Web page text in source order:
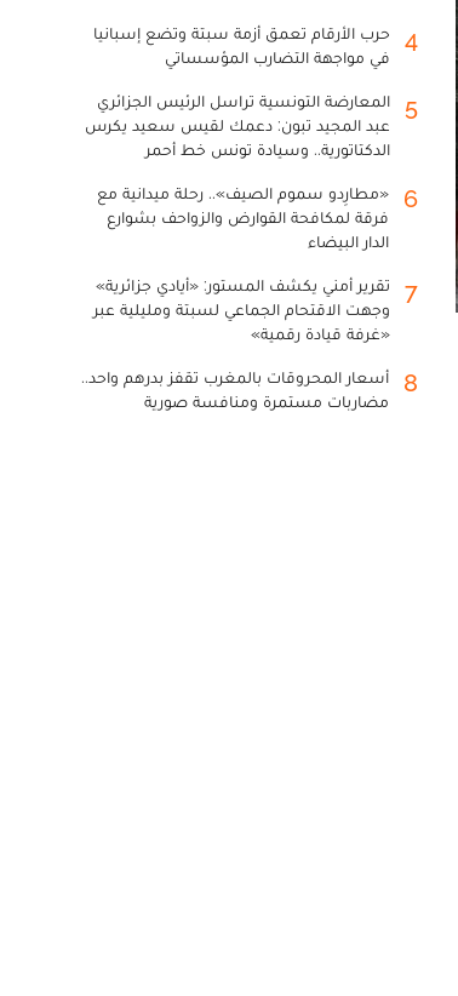
4
حرب الأرقام تعمق أزمة سبتة وتضع إسبانيا
في مواجهة التضارب المؤسساتي
5
المعارضة التونسية تراسل الرئيس الجزائري
عبد المجيد تبون: دعمك لقيس سعيد يكرس
الدكتاتورية.. وسيادة تونس خط أحمر
6
«مطارِدو سموم الصيف».. رحلة ميدانية مع
فرقة لمكافحة القوارض والزواحف بشوارع
الدار البيضاء
7
تقرير أمني يكشف المستور: «أيادي جزائرية»
وجهت الاقتحام الجماعي لسبتة ومليلية عبر
«غرفة قيادة رقمية»
8
أسعار المحروقات بالمغرب تقفز بدرهم واحد..
مضاربات مستمرة ومنافسة صورية